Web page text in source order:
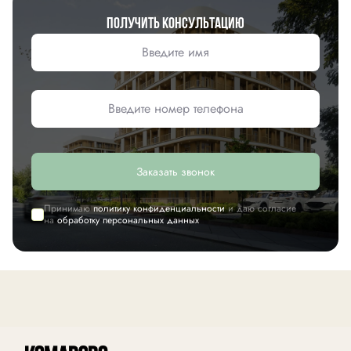
Получить консультацию
Заказать звонок
Принимаюполитику конфиденциальностии даю согласие
наобработку персональных данных